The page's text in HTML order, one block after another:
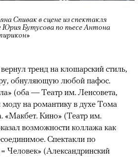
Спивак в сцене из спектакля
Юрия Бутусова по пьесе Антона
тренд на клошарский стиль,
обнуляющую любой пафос.
(оба — Театр им. Ленсовета,
моду на романтику в духе Тома
«Макбет. Кино» (Театр им.
возможности коллажа как
Спектакли по
Человек» (Александринский